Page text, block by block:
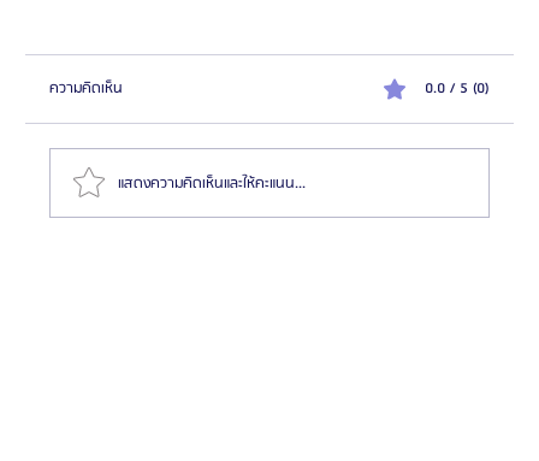
ความคิดเห็น 0.0 / 5 (0)
แสดงความคิดเห็นและให้คะแนน...